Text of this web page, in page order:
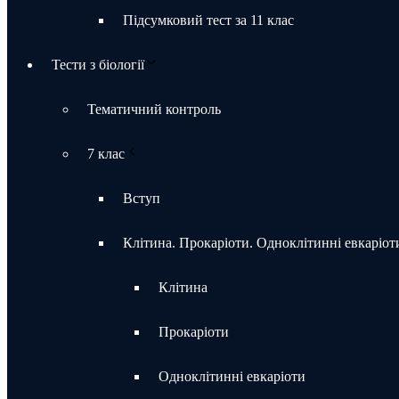
Підсумковий тест за 11 клас
Тести з біології
Тематичний контроль
7 клас
Вступ
Клітина. Прокаріоти. Одноклітинні
Клітина
Прокаріоти
Одноклітинні евкаріоти